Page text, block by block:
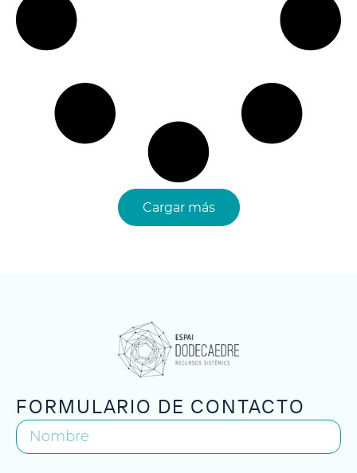
Cargar más
FORMULARIO DE CONTACTO